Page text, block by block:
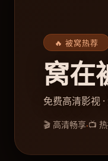
🔥 被窝热荐
窝在
免费高清影视
🎬 高清畅享·📺